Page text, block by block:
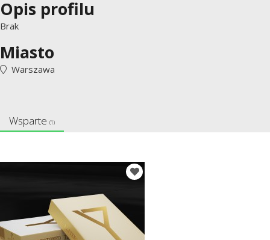
Opis profilu
Brak
Miasto
Warszawa
Wsparte (1)